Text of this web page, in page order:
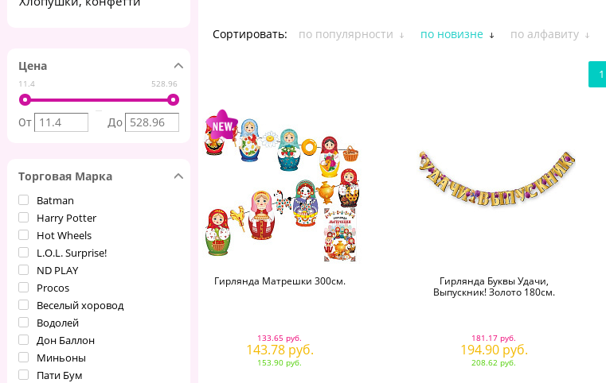
Цена
11.4 528.96
От До
Торговая Марка
Batman
Harry Potter
Hot Wheels
L.O.L. Surprise!
ND PLAY
Procos
Веселый хоровод
Водолей
Дон Баллон
Миньоны
Пати Бум
Сортировать:
по популярности по новизне по алфавиту
1
Гирлянда Матрешки 300см.
133.65 руб.
143.78 руб.
153.90 руб.
Гирлянда Буквы Удачи,
Выпускник! Золото 180см.
181.17 руб.
194.90 руб.
208.62 руб.